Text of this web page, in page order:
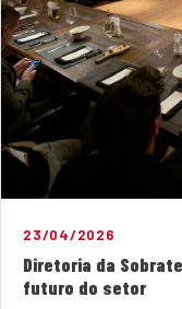
23/04/2026
Diretoria da
futuro do setor